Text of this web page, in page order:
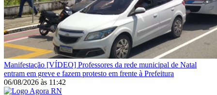
Manifestação [VÍDEO] Professores da rede municipal de Natal
entram em greve e fazem protesto em frente à Prefeitura
06/08/2026 às 11:42